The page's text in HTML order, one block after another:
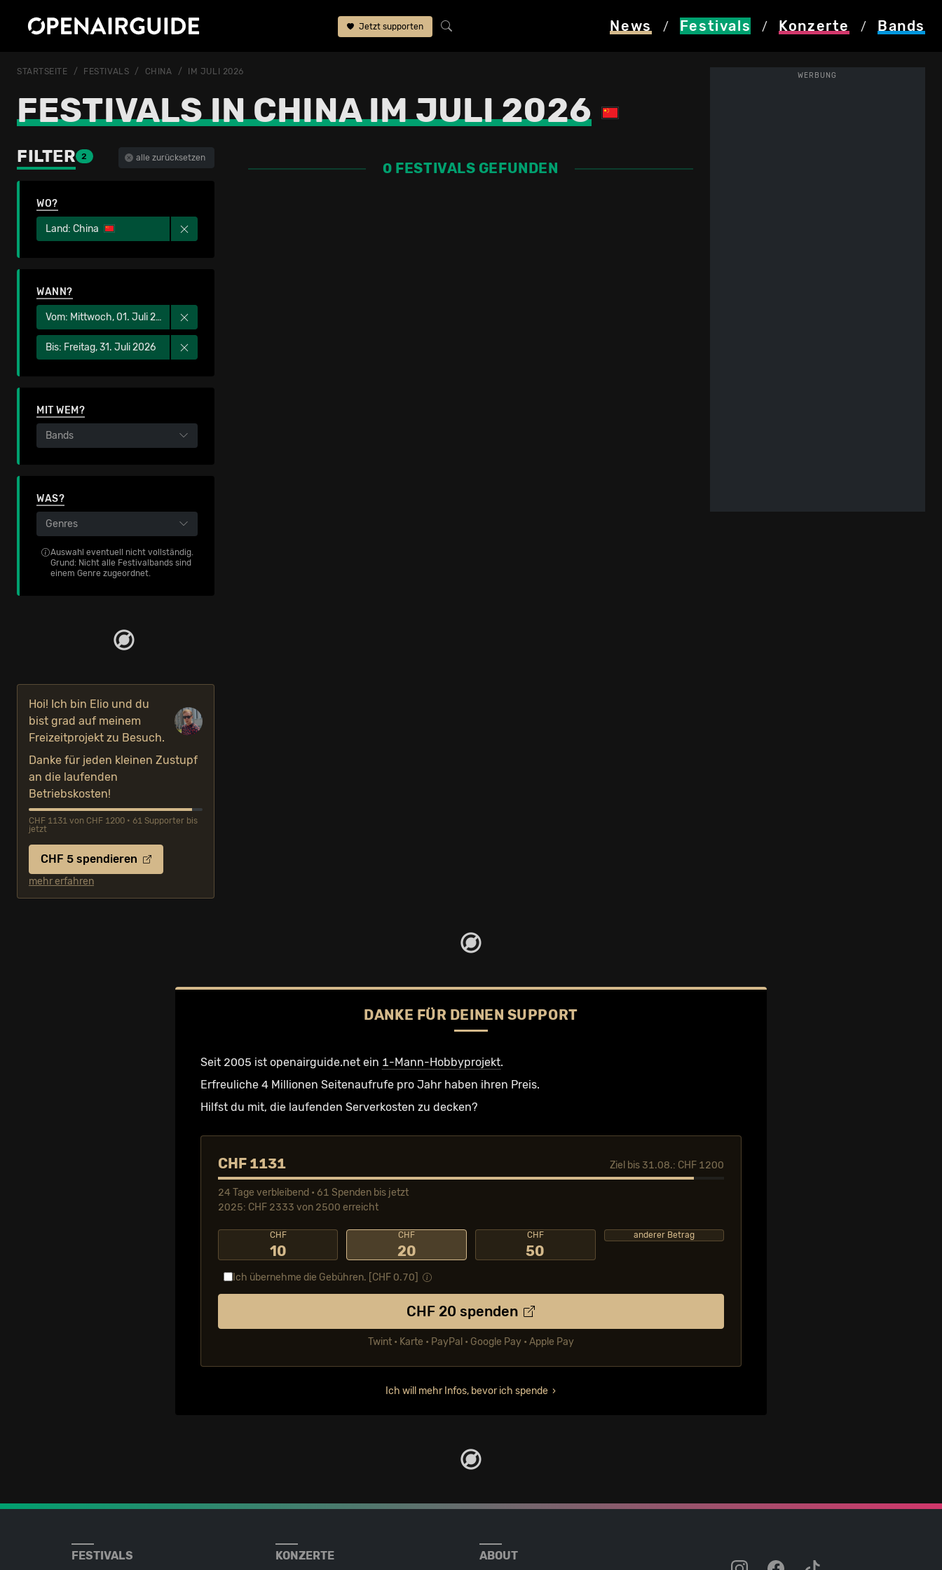
Jetzt supporten News / Festivals / Konzerte / Bands
WERBUNG
STARTSEITE FESTIVALS CHINA IM JULI 2026
FESTIVALS IN CHINA IM JULI 2026
FILTER 2 alle zurücksetzen
WO?
Land: China
WANN?
Vom: Mittwoch, 01. Juli 2026
Bis: Freitag, 31. Juli 2026
MIT WEM?
Bands
WAS?
Genres
Auswahl eventuell nicht vollständig.
Grund: Nicht alle Festivalbands sind
einem Genre zugeordnet.
Hoi! Ich bin Elio und du
bist grad auf meinem
Freizeitprojekt zu Besuch.
Danke für jeden kleinen Zustupf
an die laufenden
Betriebskosten!
CHF 1131 von CHF 1200 • 61 Supporter bis
jetzt
CHF 5 spendieren
mehr erfahren
0 FESTIVALS GEFUNDEN
DANKE FÜR DEINEN SUPPORT
Seit 2005 ist openairguide.net ein 1-Mann-Hobbyprojekt.
Erfreuliche 4 Millionen Seiten­aufrufe pro Jahr haben ihren Preis.
Hilfst du mit, die laufenden Serverkosten zu decken?
CHF 1131 Ziel bis 31.08.: CHF 1200
24 Tage verbleibend • 61 Spenden bis jetzt
2025: CHF 2333 von 2500 erreicht
CHF
10
CHF
20
CHF
50
anderer Betrag
Ich übernehme die Gebühren. [CHF0.70
CHF 20 spenden
Twint • Karte • PayPal • Google Pay • Apple Pay
Ich will mehr Infos, bevor ich spende
FESTIVALS KONZERTE ABOUT